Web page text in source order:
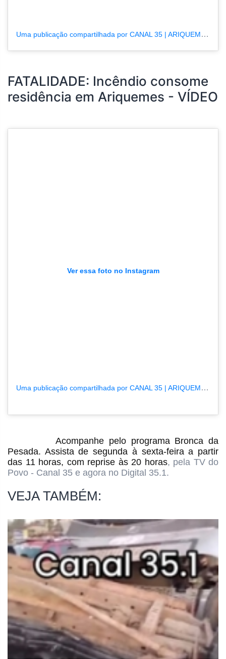
Uma publicação compartilhada por CANAL 35 | ARIQUEMES190.COM.BR (@tvpcanal35)
FATALIDADE: Incêndio consome
residência em Ariquemes - VÍDEO
Ver essa foto no Instagram
Uma publicação compartilhada por CANAL 35 | ARIQUEMES190.COM.BR (@tvpcanal35)
Acompanhe pelo programa Bronca da
Pesada. Assista de segunda à sexta-feira a partir
das 11 horas, com reprise às 20 horas, pela TV do
Povo - Canal 35 e agora no Digital 35.1.
VEJA TAMBÉM: